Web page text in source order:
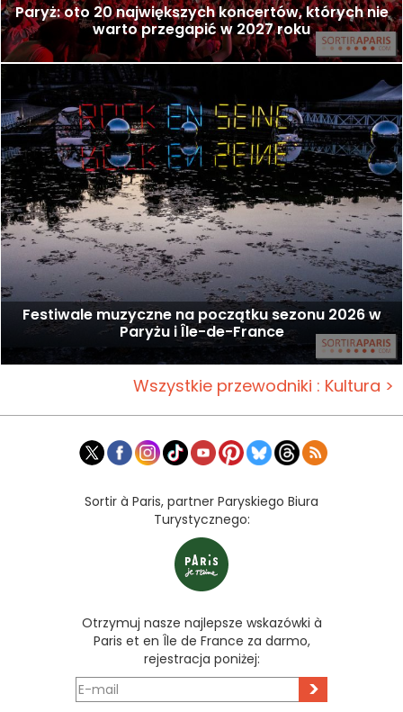
Paryż: oto 20 największych koncertów, których nie
warto przegapić w 2027 roku
Festiwale muzyczne na początku sezonu 2026 w
Paryżu i Île-de-France
Wszystkie przewodniki : Kultura >
Sortir à Paris, partner Paryskiego Biura
Turystycznego:
Otrzymuj nasze najlepsze wskazówki à
Paris et en Île de France za darmo,
rejestracja poniżej:
>